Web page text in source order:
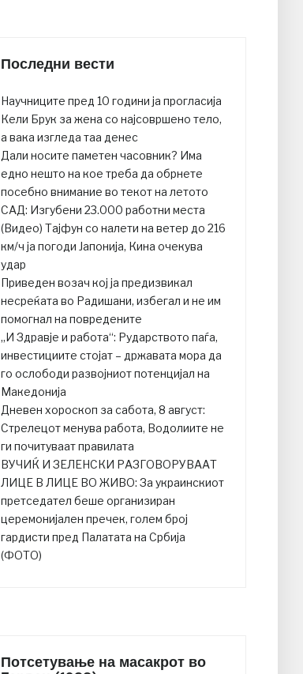
Последни вести
Научниците пред 10 години ја прогласија
Кели Брук за жена со најсовршено тело,
а вака изгледа таа денес
Дали носите паметен часовник? Има
едно нешто на кое треба да обрнете
посебно внимание во текот на летото
САД: Изгубени 23.000 работни места
(Видео) Тајфун со налети на ветер до 216
км/ч ја погоди Јапонија, Кина очекува
удар
Приведен возач кој ја предизвикал
несреќата во Радишани, избегал и не им
помогнал на повредените
„И Здравје и работа“: Рударството паѓа,
инвестициите стојат – државата мора да
го ослободи развојниот потенцијал на
Македонија
Дневен хороскоп за сабота, 8 август:
Стрелецот менува работа, Водолиите не
ги почитуваат правилата
ВУЧИЌ И ЗЕЛЕНСКИ РАЗГОВОРУВААТ
ЛИЦЕ В ЛИЦЕ ВО ЖИВО: За украинскиот
претседател беше организиран
церемонијален пречек, голем број
гардисти пред Палатата на Србија
(ФОТО)
Потсетување на масакрот во